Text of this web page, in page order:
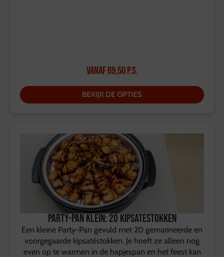
Vanaf69,50p.s.
BEKIJK DE OPTIES
Party-Pan klein: 20 kipsatestokken
Een kleine Party-Pan gevuld met 20 gemarineerde en
voorgegaarde kipsatéstokken. Je hoeft ze alleen nog
even op te warmen in de hapjespan en het feest kan